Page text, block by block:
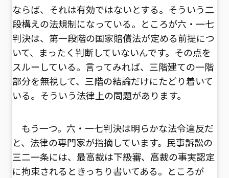
ならば、それは有効ではないとする。そういう二
段構えの法規制になっている。ところが六・一七
判決は、第一段階の国家賠償法が定める前提につ
いて、まったく判断していないんです。その点を
スルーしている。言ってみれば、三階建ての一階
部分を無視して、三階の結論だけにたどり着いて
いる。そういう法律上の問題があります。
もう一つ。六・一七判決は明らかな法令違反だ
と、法律の専門家が指摘しています。民事訴訟の
三二一条には、最高裁は下級審、高裁の事実認定
に拘束されるときっちり書いてある。ところが